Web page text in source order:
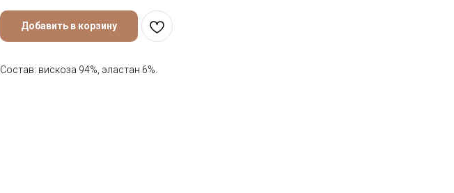
Добавить в корзину
Состав: вискоза 94%, эластан 6%.